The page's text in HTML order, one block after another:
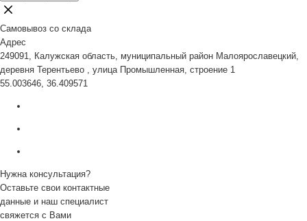
Самовывоз со склада
Адрес
249091, Калужская область, муниципальный район Малоярославецкий,
деревня Терентьево , улица Промышленная, строение 1
55.003646, 36.409571
Нужна консультация?
Оставьте свои контактные
данные и наш специалист
свяжется с Вами